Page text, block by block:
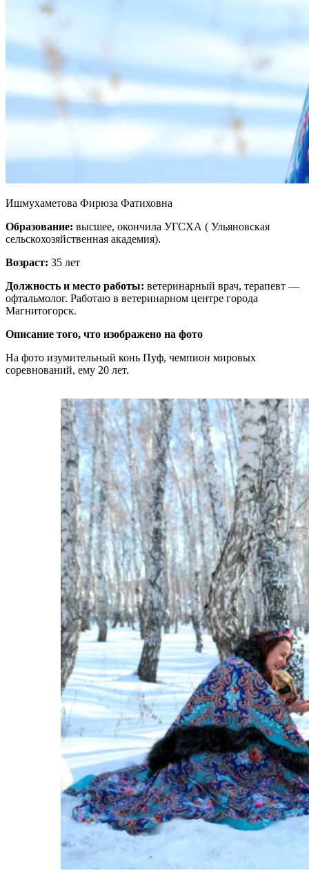
Ишмухаметова Фирюза Фатиховна
Образование: высшее, окончила УГСХА ( Ульяновская
сельскохозяйственная академия).
Возраст: 35 лет
Должность и место работы: ветеринарный врач, терапевт —
офтальмолог. Работаю в ветеринарном центре города
Магнитогорск.
Описание того, что изображено на фото
На фото изумительный конь Пуф, чемпион мировых
соревнований, ему 20 лет.